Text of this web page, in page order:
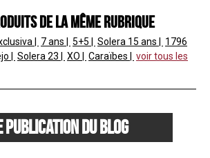
de la même rubrique
7 ans 5+5 Solera 15 ans
1796
Solera 23 XO Caraïbes
voir tous les
publication du blog